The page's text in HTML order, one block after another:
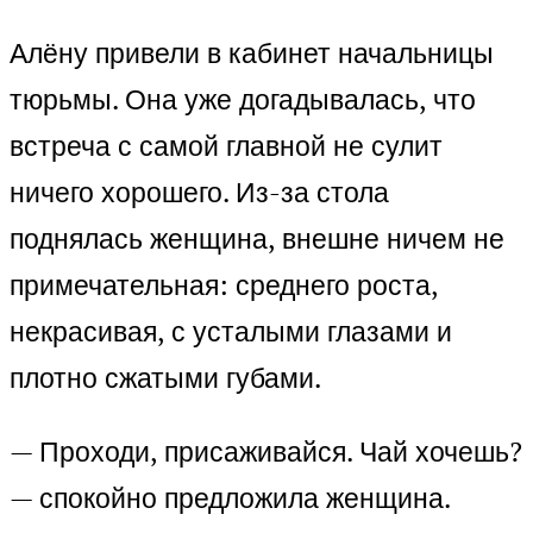
Алёну привели в кабинет начальницы
тюрьмы. Она уже догадывалась, что
встреча с самой главной не сулит
ничего хорошего. Из-за стола
поднялась женщина, внешне ничем не
примечательная: среднего роста,
некрасивая, с усталыми глазами и
плотно сжатыми губами.
— Проходи, присаживайся. Чай хочешь?
— спокойно предложила женщина.